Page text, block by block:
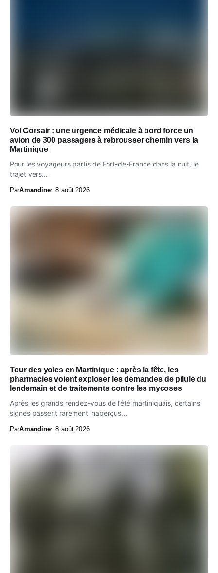
Vol Corsair : une urgence médicale à bord force un
avion de 300 passagers à rebrousser chemin vers la
Martinique
Pour les voyageurs partis de Fort-de-France dans la nuit, le
trajet vers...
ParAmandine 8 août 2026
Tour des yoles en Martinique : après la fête, les
pharmacies voient exploser les demandes de pilule du
lendemain et de traitements contre les mycoses
Après les grands rendez-vous de l’été martiniquais, certains
signes passent rarement inaperçus...
ParAmandine 8 août 2026